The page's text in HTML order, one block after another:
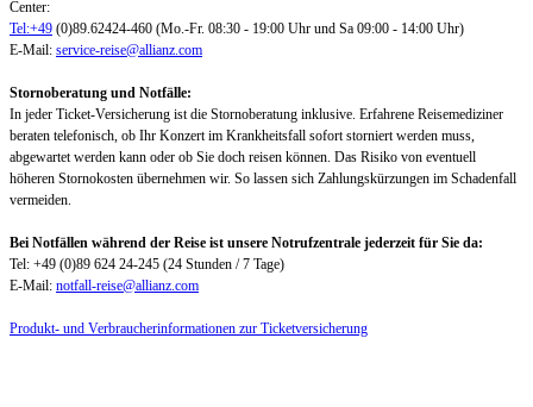
Center:
Tel:+49 (0)89.62424-460 (Mo.-Fr. 08:30 - 19:00 Uhr und Sa 09:00 - 14:00 Uhr)
E-Mail: service-reise@allianz.com
Stornoberatung und Notfälle:
In jeder Ticket-Versicherung ist die Stornoberatung inklusive. Erfahrene Reisemediziner
beraten telefonisch, ob Ihr Konzert im Krankheitsfall sofort storniert werden muss,
abgewartet werden kann oder ob Sie doch reisen können. Das Risiko von eventuell
höheren Stornokosten übernehmen wir. So lassen sich Zahlungskürzungen im Schadenfall
vermeiden.
Bei Notfällen während der Reise ist unsere Notrufzentrale jederzeit für Sie da:
Tel: +49 (0)89 624 24-245 (24 Stunden / 7 Tage)
E-Mail: notfall-reise@allianz.com
Produkt- und Verbraucherinformationen zur Ticketversicherung